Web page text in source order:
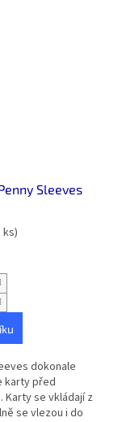
Sleeves
ks)
dokonale
karty před
Karty se vkládají z
se vlezou i do